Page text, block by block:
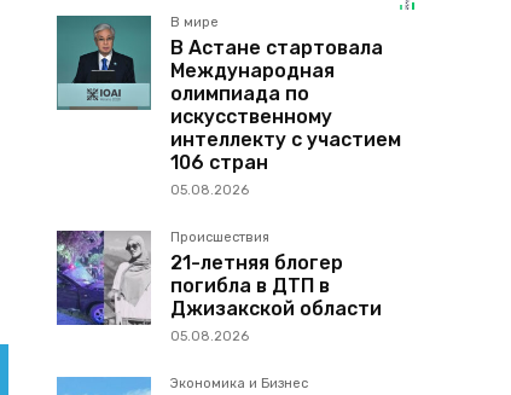
В мире
В Астане стартовала
Международная
олимпиада по
искусственному
интеллекту с участием
106 стран
05.08.2026
Происшествия
21-летняя блогер
погибла в ДТП в
Джизакской области
05.08.2026
Экономика и Бизнес